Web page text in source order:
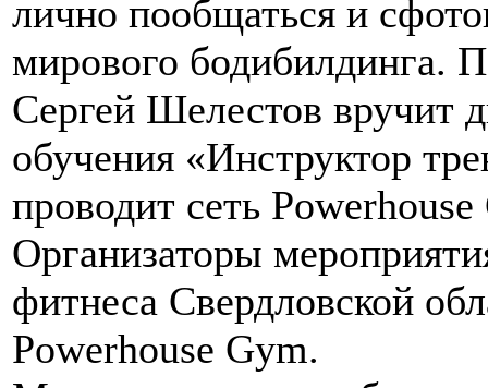
лично пообщаться и
мирового бодибилдинга.
Сергей Шелестов вручит
обучения «Инструктор
проводит сеть
Организаторы
фитнеса Свердловской
Powerhouse Gym.